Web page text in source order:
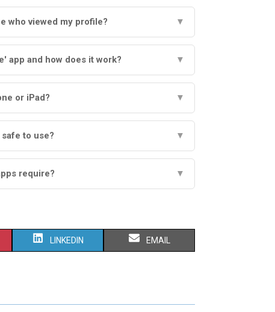
who viewed my profile? ▼
app and how does it work? ▼
or iPad? ▼
to use? ▼
require? ▼
S
R
LINKEDIN S
R
EMAIL